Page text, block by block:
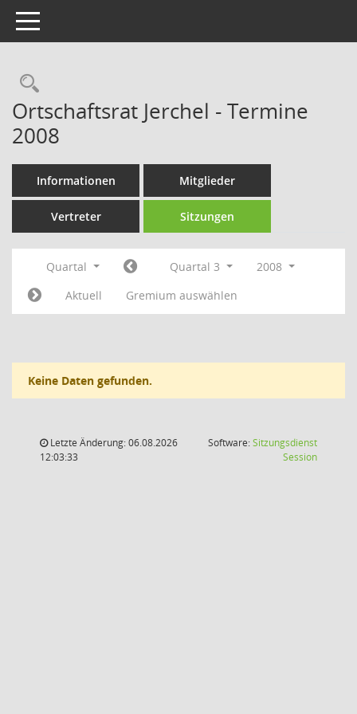
Toggle navigation
Rechercheauswahl
Ortschaftsrat Jerchel - Termine
2008
Informationen Mitglieder
Vertreter Sitzungen
Quartal Quartal 3
2008
Aktuell
Gremium auswählen
Keine Daten gefunden.
Letzte Änderung: 06.08.2026
12:03:33
Software:Sitzungsdienst
Session(Wird in